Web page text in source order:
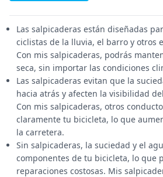
Las salpicaderas están diseñadas
ciclistas de la lluvia, el barro y otros
Con mis salpicaderas, podrás
seca, sin importar las condiciones
Las salpicaderas evitan que la
hacia atrás y afecten la visibilidad
Con mis salpicaderas, otros
claramente tu bicicleta, lo que
la carretera.
Sin salpicaderas, la suciedad y el
componentes de tu bicicleta, lo que
reparaciones costosas. Mis